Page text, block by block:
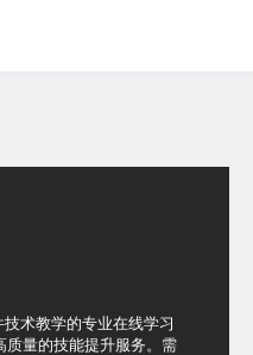
术教学的专业在线学习
质量的技能提升服务。需